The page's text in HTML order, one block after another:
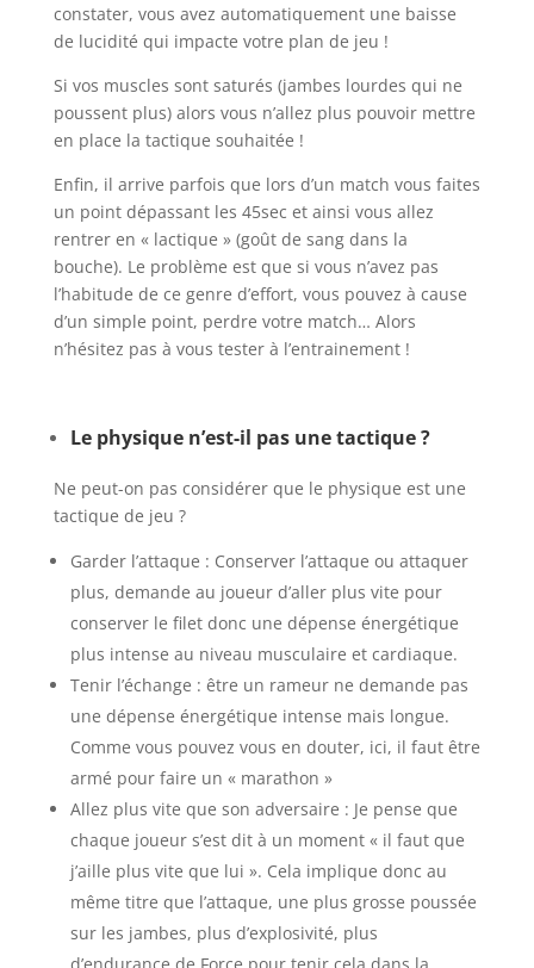
constater, vous avez automatiquement une baisse
de lucidité qui impacte votre plan de jeu !
Si vos muscles sont saturés (jambes lourdes qui ne
poussent plus) alors vous n’allez plus pouvoir mettre
en place la tactique souhaitée !
Enfin, il arrive parfois que lors d’un match vous faites
un point dépassant les 45sec et ainsi vous allez
rentrer en « lactique » (goût de sang dans la
bouche). Le problème est que si vous n’avez pas
l’habitude de ce genre d’effort, vous pouvez à cause
d’un simple point, perdre votre match… Alors
n’hésitez pas à vous tester à l’entrainement !
Le physique n’est-il pas une tactique ?
Ne peut-on pas considérer que le physique est une
tactique de jeu ?
Garder l’attaque : Conserver l’attaque ou attaquer
plus, demande au joueur d’aller plus vite pour
conserver le filet donc une dépense énergétique
plus intense au niveau musculaire et cardiaque.
Tenir l’échange : être un rameur ne demande pas
une dépense énergétique intense mais longue.
Comme vous pouvez vous en douter, ici, il faut être
armé pour faire un « marathon »
Allez plus vite que son adversaire : Je pense que
chaque joueur s’est dit à un moment « il faut que
j’aille plus vite que lui ». Cela implique donc au
même titre que l’attaque, une plus grosse poussée
sur les jambes, plus d’explosivité, plus
d’endurance de Force pour tenir cela dans la